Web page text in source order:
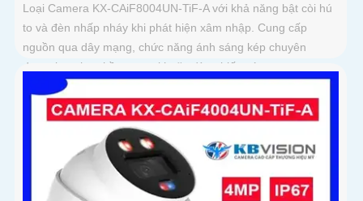
Loại Camera KX-CAiF8004UN-TiF-A với khả năng bật còi hú
to và đèn nhấp nháy khi phát hiện xâm nhập. Cung cấp
nguồn qua dây mạng, chức năng ánh sáng kép chuyên
dụng, lựa chọn hồng ngoại hoặc đèn chiếu sáng